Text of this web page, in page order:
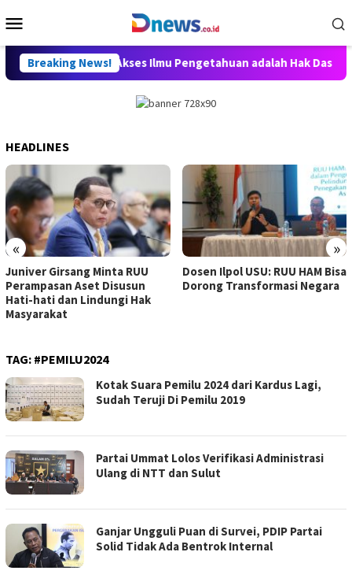
to
Menu
Breaking News!
Willy Aditya: Akses Ilmu Pengetahuan adalah Hak Dasar Warga
HEADLINES
« »
Juniver Girsang Minta RUU
Perampasan Aset Disusun
Hati-hati dan Lindungi Hak
Masyarakat
Dosen Ilpol USU: RUU HAM Bisa
Dorong Transformasi Negara
TAG: #PEMILU2024
Kotak Suara Pemilu 2024 dari Kardus Lagi,
Sudah Teruji Di Pemilu 2019
Partai Ummat Lolos Verifikasi Administrasi
Ulang di NTT dan Sulut
Ganjar Ungguli Puan di Survei, PDIP Partai
Solid Tidak Ada Bentrok Internal